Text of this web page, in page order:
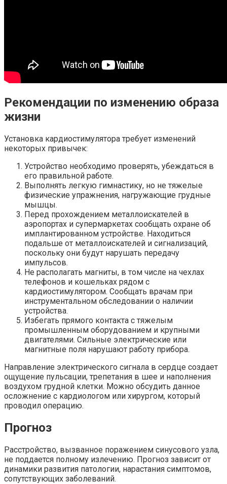
Рекомендации по изменению образа
жизни
Установка кардиостимулятора требует изменений
некоторых привычек:
Устройство необходимо проверять, убеждаться в
его правильной работе.
Выполнять легкую гимнастику, но не тяжелые
физические упражнения, нагружающие грудные
мышцы.
Перед прохождением металлоискателей в
аэропортах и супермаркетах сообщать охране об
имплантированном устройстве. Находиться
подальше от металлоискателей и сигнализаций,
поскольку они будут нарушать передачу
импульсов.
Не располагать магниты, в том числе на чехлах
телефонов и кошельках рядом с
кардиостимулятором. Сообщать врачам при
инструментальном обследовании о наличии
устройства.
Избегать прямого контакта с тяжелым
промышленным оборудованием и крупными
двигателями. Сильные электрические или
магнитные поля нарушают работу прибора.
Направление электрического сигнала в сердце создает
ощущение пульсации, трепетания в шее и наполнения
воздухом грудной клетки. Можно обсудить данное
осложнение с кардиологом или хирургом, который
проводил операцию.
Прогноз
Расстройство, вызванное поражением синусового узла,
не поддается полному излечению. Прогноз зависит от
динамики развития патологии, нарастания симптомов,
сопутствующих заболеваний.